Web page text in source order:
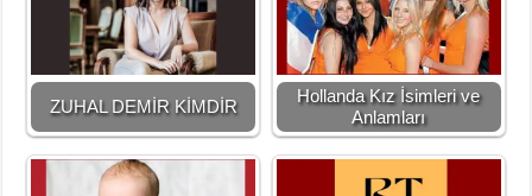
ZUHAL DEMİR KİMDİR
Hollanda Kız İsimleri ve
Anlamları